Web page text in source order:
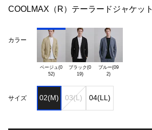
COOLMAX（R）テーラードジャケット
カラー
ベージュ(0
52)
ブラック(0
19)
ブルー(09
サイズ 02(M) 03(L) 04(LL)